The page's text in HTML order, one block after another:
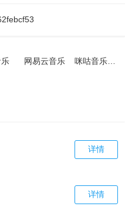
网易云音乐
详情
详情